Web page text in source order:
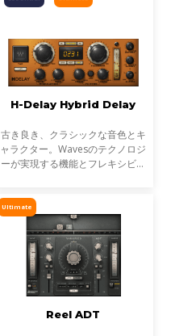
H-Delay Hybrid Delay
古き良き、クラシックな音色とキ
ャラクター。Wavesのテクノロジ
ーが実現する機能とフレキシビリ
れた点を一つのプラグインに結実
したラインナップです。
Ultimate
Reel ADT